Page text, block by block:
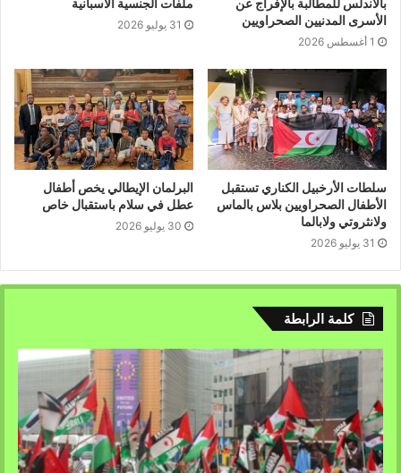
بالأندلس للمطالبة بالإفراج عن
الأسرى المدنيين الصحراويين
1 أغسطس 2026
ملفات الجنسية الاسبانية
31 يوليو 2026
سلطات الأرخبيل الكناري تستقبل
الأطفال الصحراويين بلاس بالماس
ولانثروتي ولابالما
31 يوليو 2026
البرلمان الإيطالي يخص أطفال
عطل في سلام باستقبال خاص
30 يوليو 2026
كلمة الرابطة